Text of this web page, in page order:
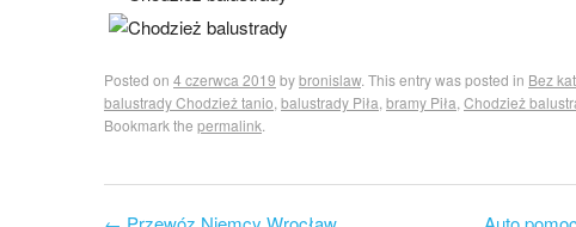
Posted on 4 czerwca 2019 bybronislaw. This entry was posted in Bez
balustrady Chodzież tanio balustrady Piła bramy Piła Chodzież
Bookmark the permalink